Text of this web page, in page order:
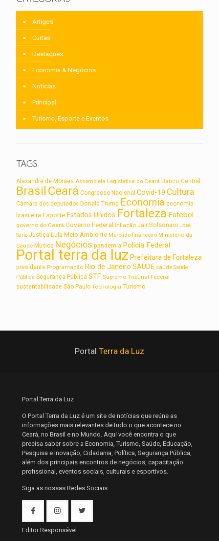
Artigos
Curtas
Destaques
Economia & Negócios
Notícias
Principal
Turismo, Esporte e Eventos
TAGS
Alexandre de Moraes Assembleia Legislativa do Ceará Banco Central
BrasilCeará Congresso Nacional Covid-19 Cultura
Câmara dos deputados Donald Trump Economia economia
brasileira Esporte Estados Unidos Fortaleza Futebol
governo do Ceará Governo Federal inflação Jair Bolsonaro José
Sarto Justiça Lula Meio Ambiente Mercado financeiro Ministério da
Saúde Música Negócios pandemia Polícia Federal
Portal terra da luz Prefeitura de Fortaleza
presidente Programação Rio de Janeiro SAUDE saúde Saúde
Pública Segurança Pública STF Supremo Tribunal Federal
sustentabilidade São Paulo Tecnologia Turismo
Portal Terra da Luz
Portal Terra da Luz
O Portal Terra da Luz é um site de notícias que reúne as
informações mais relevantes de tudo o que acontece no
Ceará, no Brasil e no Mundo. Aqui você encontra o que
precisa saber sobre a Economia, Turismo, Saúde, Educação,
Pesquisa e Inovação, Cidadania, Política, Segurança Pública,
além dos principais encontros de negócios, capacitação
profissional, eventos sociais, culturais e esportivos.
Siga as nossas Redes Sociais.
Editor Responsável